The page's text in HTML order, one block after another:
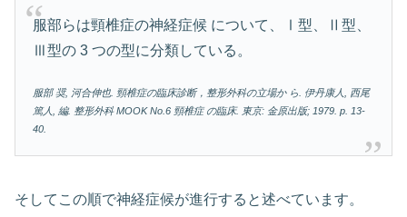
服部らは頸椎症の神経症候 について、Ⅰ型、Ⅱ型、
Ⅲ型の 3 つの型に分類している。
服部 奨, 河合伸也. 頸椎症の臨床診断，整形外科の立場か ら. 伊丹康人, 西尾
篤人, 編. 整形外科 MOOK No.6 頸椎症 の臨床. 東京: 金原出版; 1979. p. 13-
40.
そしてこの順で神経症候が進行すると述べています。